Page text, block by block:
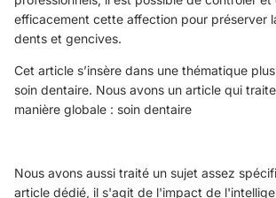
efficacement cette affection pour préserver
dents et gencives.
Cet article s’insère dans une thématique
soin dentaire. Nous avons un article qui
manière globale : soin dentaire
Nous avons aussi traité un sujet assez
article dédié, il s'agit de l'impact de